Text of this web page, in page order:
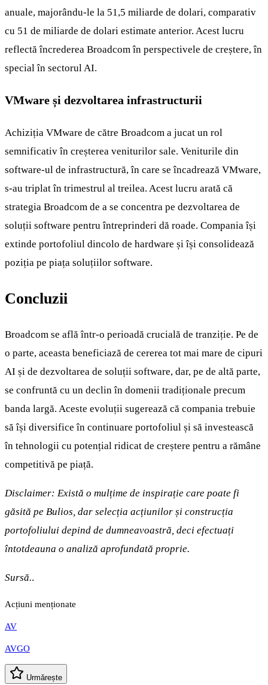
anuale, majorându-le la 51,5 miliarde de dolari, comparativ
cu 51 de miliarde de dolari estimate anterior. Acest lucru
reflectă încrederea Broadcom în perspectivele de creștere, în
special în sectorul AI.
VMware și dezvoltarea infrastructurii
Achiziția VMware de către Broadcom a jucat un rol
semnificativ în creșterea veniturilor sale. Veniturile din
software-ul de infrastructură, în care se încadrează VMware,
s-au triplat în trimestrul al treilea. Acest lucru arată că
strategia Broadcom de a se concentra pe dezvoltarea de
soluții software pentru întreprinderi dă roade. Compania își
extinde portofoliul dincolo de hardware și își consolidează
poziția pe piața soluțiilor software.
Concluzii
Broadcom se află într-o perioadă crucială de tranziție. Pe de
o parte, aceasta beneficiază de cererea tot mai mare de cipuri
AI și de dezvoltarea de soluții software, dar, pe de altă parte,
se confruntă cu un declin în domenii tradiționale precum
banda largă. Aceste evoluții sugerează că compania trebuie
să își diversifice în continuare portofoliul și să investească
în tehnologii cu potențial ridicat de creștere pentru a rămâne
competitivă pe piață.
Disclaimer: Există o mulțime de inspirație care poate fi
găsită pe Bulios, dar selecția acțiunilor și construcția
portofoliului depind de dumneavoastră, deci efectuați
întotdeauna o analiză aprofundată proprie.
Sursă..
Acțiuni menționate
AV
AVGO
Urmărește